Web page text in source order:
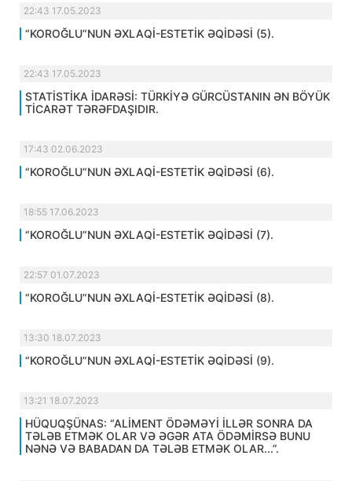
22:43 17.05.2023
“KOROĞLU”NUN ƏXLAQİ-ESTETİK ƏQİDƏSİ (5).
22:43 17.05.2023
STATİSTİKA İDARƏSİ: TÜRKİYƏ GÜRCÜSTANIN ƏN BÖYÜK
TİCARƏT TƏRƏFDAŞIDIR.
17:43 02.06.2023
“KOROĞLU”NUN ƏXLAQİ-ESTETİK ƏQİDƏSİ (6).
18:55 17.06.2023
“KOROĞLU”NUN ƏXLAQİ-ESTETİK ƏQİDƏSİ (7).
22:57 01.07.2023
“KOROĞLU”NUN ƏXLAQİ-ESTETİK ƏQİDƏSİ (8).
13:30 18.07.2023
“KOROĞLU”NUN ƏXLAQİ-ESTETİK ƏQİDƏSİ (9).
13:21 18.07.2023
HÜQUQŞÜNAS: “ALİMENT ÖDƏMƏYİ İLLƏR SONRA DA
TƏLƏB ETMƏK OLAR VƏ ƏGƏR ATA ÖDƏMİRSƏ BUNU
NƏNƏ VƏ BABADAN DA TƏLƏB ETMƏK OLAR...”.